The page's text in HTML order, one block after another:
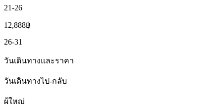
21-26
12,888฿
26-31
วันเดินทางและราคา
วันเดินทางไป-กลับ
ผู้ใหญ่